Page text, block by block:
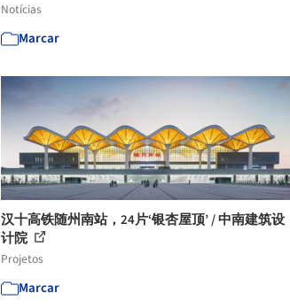
Notícias
Marcar
汉十高铁随州南站，24片‘银杏屋顶’ / 中南建筑设
计院
Projetos
Marcar